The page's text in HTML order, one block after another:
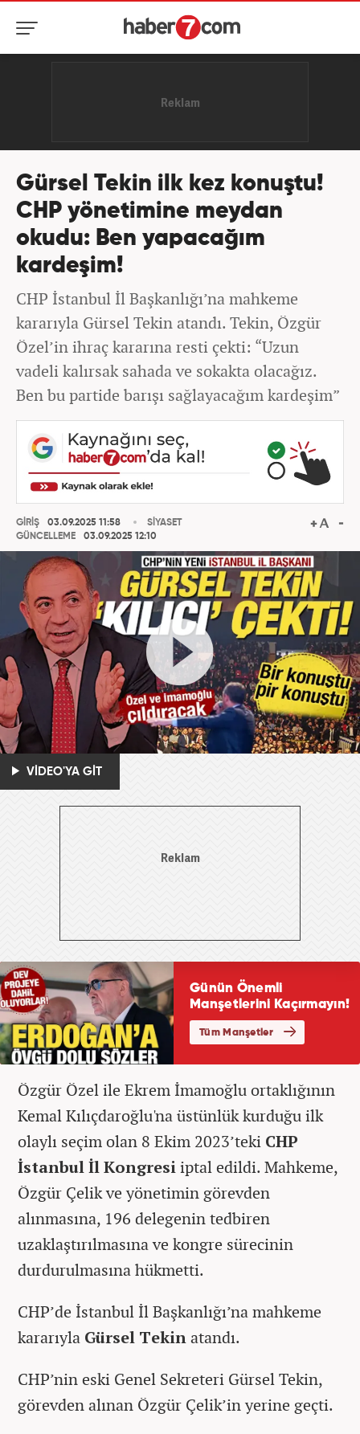
Gürsel Tekin ilk kez konuştu!
CHP yönetimine meydan
okudu: Ben yapacağım
kardeşim!
CHP İstanbul İl Başkanlığı’na mahkeme
kararıyla Gürsel Tekin atandı. Tekin, Özgür
Özel’in ihraç kararına resti çekti: “Uzun
vadeli kalırsak sahada ve sokakta olacağız.
Ben bu partide barışı sağlayacağım kardeşim”
GİRİŞ
03.09.2025 11:58
GÜNCELLEME
03.09.2025 12:10
SİYASET
VİDEO'YA GİT
Özgür Özel ile Ekrem İmamoğlu ortaklığının
Kemal Kılıçdaroğlu'na üstünlük kurduğu ilk
olaylı seçim olan 8 Ekim 2023’teki CHP
İstanbul İl Kongresiiptal edildi. Mahkeme,
Özgür Çelik ve yönetimin görevden
alınmasına, 196 delegenin tedbiren
uzaklaştırılmasına ve kongre sürecinin
durdurulmasına hükmetti.
CHP’de İstanbul İl Başkanlığı’na mahkeme
kararıyla Gürsel Tekinatandı.
CHP’nin eski Genel Sekreteri Gürsel Tekin,
görevden alınan Özgür Çelik’in yerine geçti.